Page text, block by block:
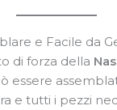
e Facile da
di forza della
essere
e tutti i pezzi